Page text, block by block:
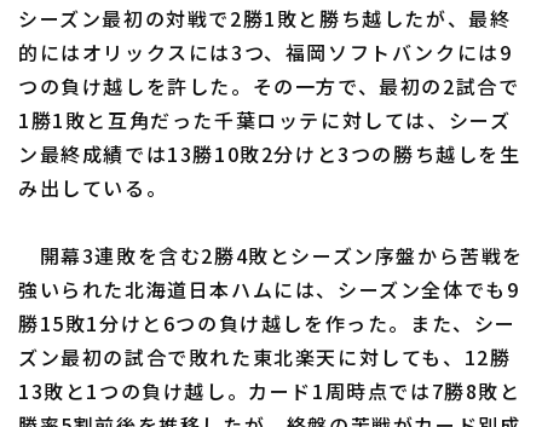
シーズン最初の対戦で2勝1敗と勝ち越したが、最終
的にはオリックスには3つ、福岡ソフトバンクには9
つの負け越しを許した。その一方で、最初の2試合で
1勝1敗と互角だった千葉ロッテに対しては、シーズ
ン最終成績では13勝10敗2分けと3つの勝ち越しを生
み出している。
開幕3連敗を含む2勝4敗とシーズン序盤から苦戦を
強いられた北海道日本ハムには、シーズン全体でも9
勝15敗1分けと6つの負け越しを作った。また、シー
ズン最初の試合で敗れた東北楽天に対しても、12勝
13敗と1つの負け越し。カード1周時点では7勝8敗と